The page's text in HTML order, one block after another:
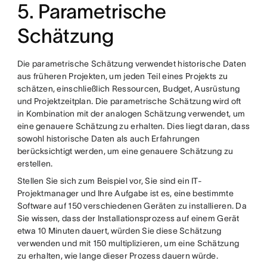
5. Parametrische
Schätzung
Die parametrische Schätzung verwendet historische Daten
aus früheren Projekten, um jeden Teil eines Projekts zu
schätzen, einschließlich Ressourcen, Budget, Ausrüstung
und Projektzeitplan. Die parametrische Schätzung wird oft
in Kombination mit der analogen Schätzung verwendet, um
eine genauere Schätzung zu erhalten. Dies liegt daran, dass
sowohl historische Daten als auch Erfahrungen
berücksichtigt werden, um eine genauere Schätzung zu
erstellen.
Stellen Sie sich zum Beispiel vor, Sie sind ein IT-
Projektmanager und Ihre Aufgabe ist es, eine bestimmte
Software auf 150 verschiedenen Geräten zu installieren. Da
Sie wissen, dass der Installationsprozess auf einem Gerät
etwa 10 Minuten dauert, würden Sie diese Schätzung
verwenden und mit 150 multiplizieren, um eine Schätzung
zu erhalten, wie lange dieser Prozess dauern würde.